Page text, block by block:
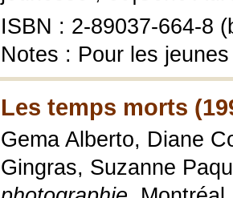
ISBN : 2-89037-664-8
Notes : Pour les
Les temps morts
Gema Alberto, Diane
Gingras, Suzanne